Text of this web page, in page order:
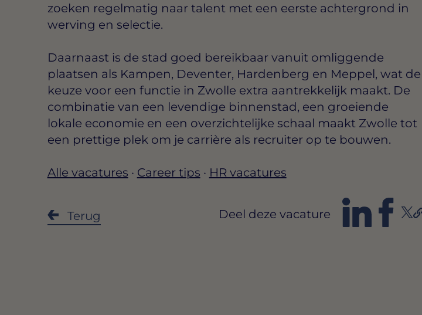
zoeken regelmatig naar talent met een eerste achtergrond in
werving en selectie.
Daarnaast is de stad goed bereikbaar vanuit omliggende
plaatsen als Kampen, Deventer, Hardenberg en Meppel, wat de
keuze voor een functie in Zwolle extra aantrekkelijk maakt. De
combinatie van een levendige binnenstad, een groeiende
lokale economie en een overzichtelijke schaal maakt Zwolle tot
een prettige plek om je carrière als recruiter op te bouwen.
Alle vacatures · Career tips · HR vacatures
Terug Deel deze vacature